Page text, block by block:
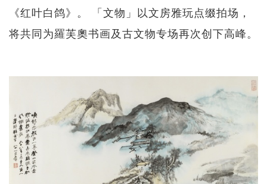
《红叶白鸽》。 「文物」以文房雅玩点缀拍场，
将共同为羅芙奧书画及古文物专场再次创下高峰。